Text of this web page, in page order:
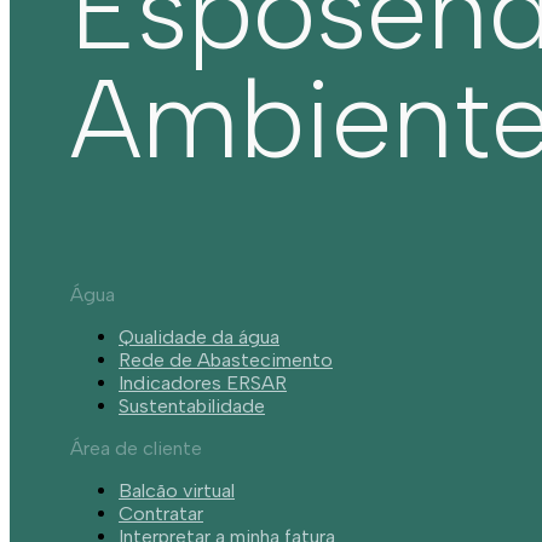
Água
Qualidade da água
Rede de Abastecimento
Indicadores ERSAR
Sustentabilidade
Área de cliente
Balcão virtual
Contratar
Interpretar a minha fatura